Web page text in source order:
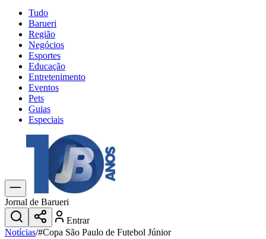
Tudo
Barueri
Região
Negócios
Esportes
Educação
Entretenimento
Eventos
Pets
Guias
Especiais
Explore Tudo
Últimas Notícias
Previsão do Tempo
Trânsito e Rotas
Dia a Dia & Lazer
Transportes
Gastronomia
Cinema & Shows
Jornal de Barueri
Entrar
Notícias/#Copa São Paulo de Futebol Júnior